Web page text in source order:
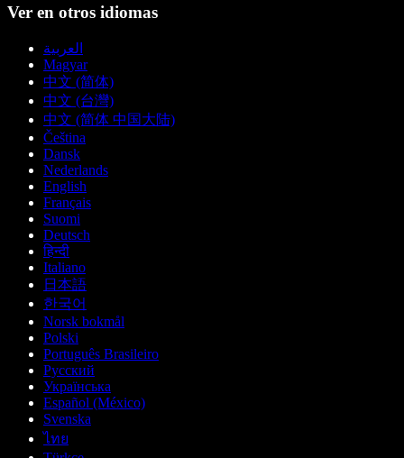
Ver en otros idiomas
العربية
Magyar
中文 (简体)
中文 (台灣)
中文 (简体 中国大陆)
Čeština
Dansk
Nederlands
English
Français
Suomi
Deutsch
हिन्दी
Italiano
日本語
한국어
Norsk bokmål
Polski
Português Brasileiro
Русский
Українська
Español (México)
Svenska
ไทย